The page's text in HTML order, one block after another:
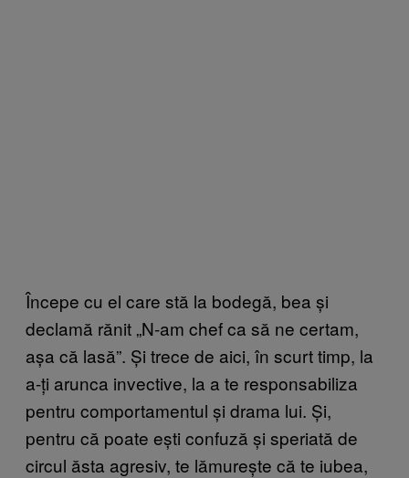
Începe cu el care stă la bodegă, bea și
declamă rănit „N-am chef ca să ne certam,
așa că lasă”. Și trece de aici, în scurt timp, la
a-ți arunca invective, la a te responsabiliza
pentru comportamentul și drama lui. Și,
pentru că poate ești confuză și speriată de
circul ăsta agresiv, te lămurește că te iubea,